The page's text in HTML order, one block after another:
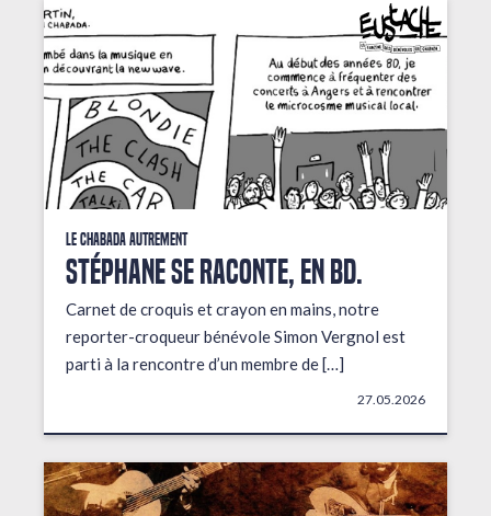
Le Chabada autrement
STÉPHANE SE RACONTE, EN BD.
Carnet de croquis et crayon en mains, notre
reporter-croqueur bénévole Simon Vergnol est
parti à la rencontre d’un membre de […]
27.05.2026